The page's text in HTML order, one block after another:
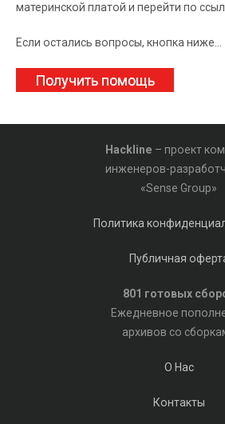
материнской платой и перейти по
Если остались вопросы, кнопка ниже...
Получить помощь
Hackline – проект
инженеров-
«Sense Group»
Политика
Публичная
801 готовых
Ежедневное
архивов со
О Нас
Контакты